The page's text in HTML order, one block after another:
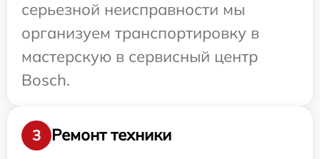
серьезной неисправности мы
организуем транспортировку в
мастерскую в сервисный центр
Bosch.
3
Ремонт техники